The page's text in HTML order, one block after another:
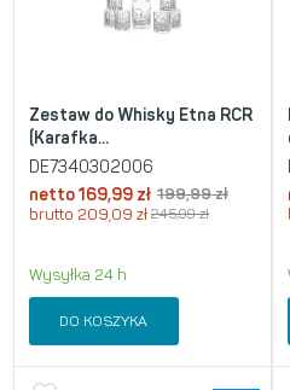
Zestaw do Whisky Etna RCR
(Karafka...
DE7340302006
netto169,99 zł 199,99zł
brutto 209,09 zł 245,99zł
Wysyłka 24 h
DO KOSZYKA